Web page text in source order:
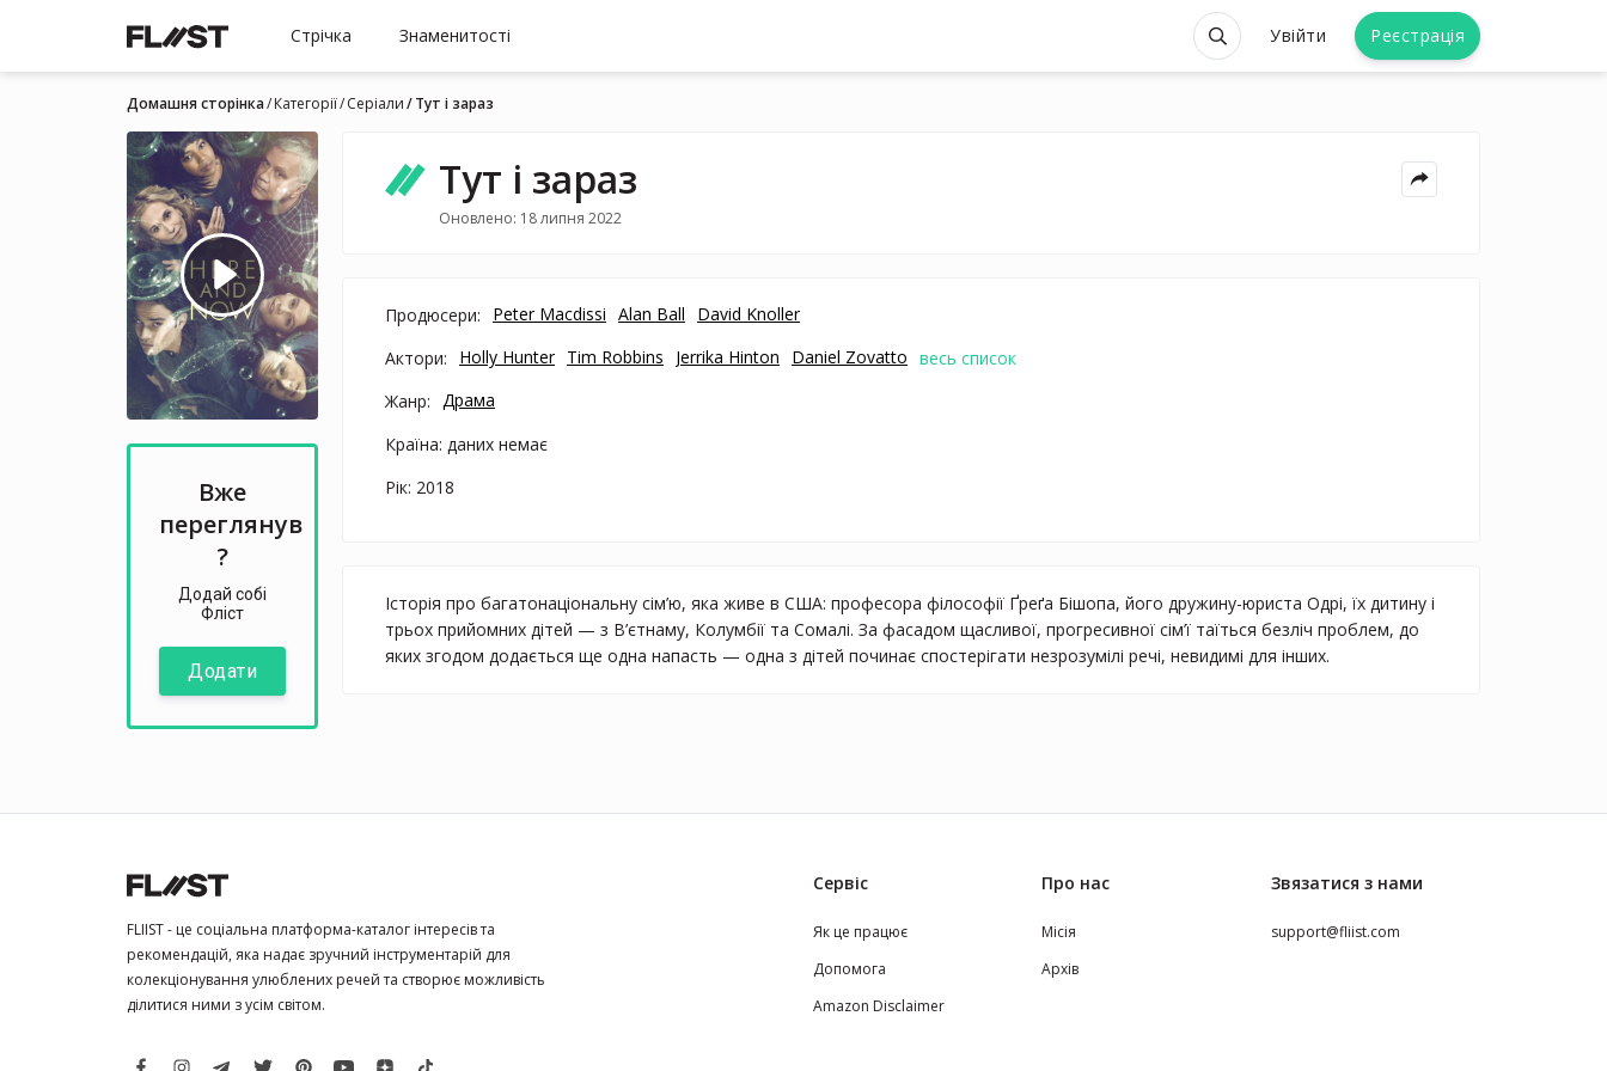
Стрічка Знаменитості Увійти Реєстрація
Домашня сторінка Категорії Серіали Тут і зараз
Вже
переглянув
?
Додай собі
Фліст
Додати
Тут і зараз
Оновлено: 18 липня 2022
Продюсери: Peter Macdissi Alan Ball
David Knoller
Актори:
Holly Hunter Tim Robbins Jerrika Hinton Daniel Zovatto весь список
Жанр:
Драма
Країна: даних немає
Рік: 2018
Історія про багатонаціональну сім’ю, яка живе в США: професора філософії Ґреґа Бішопа, його дружину-юриста Одрі, їх дитину і
трьох прийомних дітей — з В’єтнаму, Колумбії та Сомалі. За фасадом щасливої, прогресивної сім’ї таїться безліч проблем, до
яких згодом додається ще одна напасть — одна з дітей починає спостерігати незрозумілі речі, невидимі для інших.
FLIIST - це соціальна платформа-каталог інтересів та
рекомендацій, яка надає зручний інструментарій для
колекціонування улюблених речей та створює можливість
ділитися ними з усім світом.
Сервіс
Як це працює
Допомога
Amazon Disclaimer
Про нас
Місія
Архів
Звязатися з нами
support@fliist.com